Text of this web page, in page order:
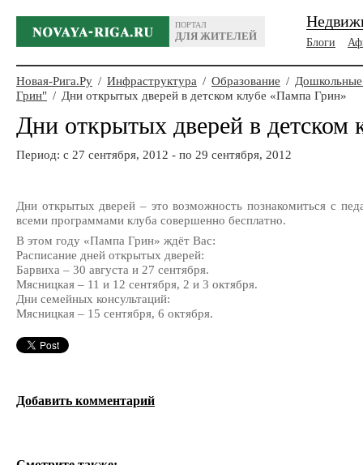
ПОРТАЛ
ДЛЯ ЖИТЕЛЕЙ
Блоги
Новая-Рига.Ру / Инфраструктура / Образование /
Грин" / Дни открытых дверей в детском клубе «Пампа Грин»
Дни открытых дверей в детском
Период: c 27 сентября, 2012 - по 29 сентября, 2012
Дни открытых дверей – это возможность познакомиться с
всеми программами клуба совершенно бесплатно.
В этом году «Пампа Грин» ждёт Вас:
Расписание дней открытых дверей:
Барвиха – 30 августа и 27 сентября.
Мясницкая – 11 и 12 сентября, 2 и 3 октября.
Дни семейных консультаций:
Мясницкая – 15 сентября, 6 октября.
Добавить комментарий